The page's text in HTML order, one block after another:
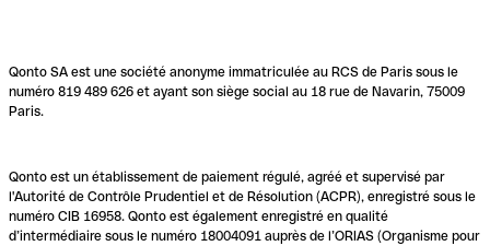
Qonto SA est une société anonyme immatriculée au RCS de Paris sous le
numéro 819 489 626 et ayant son siège social au 18 rue de Navarin, 75009
Paris.
Qonto est un établissement de paiement régulé, agréé et supervisé par
l'Autorité de Contrôle Prudentiel et de Résolution (ACPR), enregistré sous le
numéro CIB 16958. Qonto est également enregistré en qualité
d’intermédiaire sous le numéro 18004091 auprès de l’ORIAS (Organisme pour